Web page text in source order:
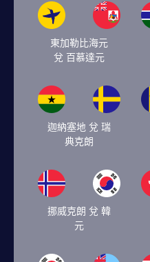
東加勒比海元
兌 百慕達元
迦納塞地 兌 瑞
典克朗
挪威克朗 兌 韓
元